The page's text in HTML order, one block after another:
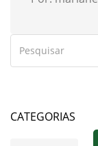
CATEGORIAS